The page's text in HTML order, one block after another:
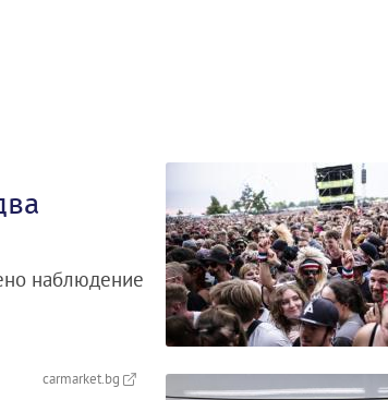
наблюдение
carmarket.bg